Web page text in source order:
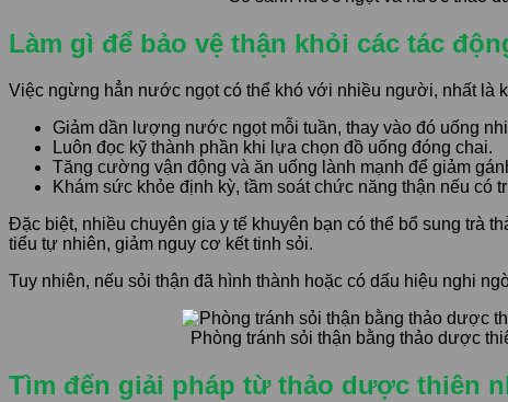
Làm gì để bảo vệ thận khỏi các tác
Việc ngừng hẳn nước ngọt có thể khó với nhiều người, nhất là
Giảm dần lượng nước ngọt mỗi tuần, thay vào đó uống
Luôn đọc kỹ thành phần khi lựa chọn đồ uống đóng chai.
Tăng cường vận động và ăn uống lành mạnh để giảm
Khám sức khỏe định kỳ, tầm soát chức năng thận nếu có
Đặc biệt, nhiều chuyên gia y tế khuyên bạn có thể bổ sung trà
tiểu tự nhiên, giảm nguy cơ kết tinh sỏi.
Tuy nhiên, nếu sỏi thận đã hình thành hoặc có dấu hiệu nghi
Phòng tránh sỏi thận bằng thảo dược
Tìm đến giải pháp từ thảo dược thiên